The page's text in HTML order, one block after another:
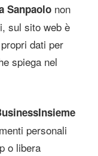
Sanpaolo non
sul sito web è
dati per
spiega nel
personali
o libera